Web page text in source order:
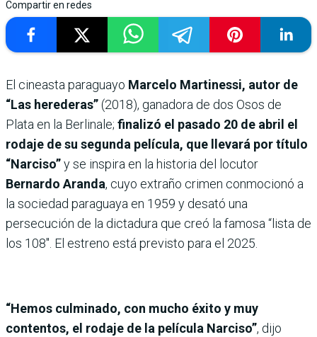
Compartir en redes
El cineasta paraguayo Marcelo Martinessi, autor de
“Las herederas”(2018), ganadora de dos Osos de
Plata en la Berlinale; finalizó el pasado 20 de abril el
rodaje de su segunda película, que llevará por título
“Narciso”y se inspira en la historia del locutor
Bernardo Aranda, cuyo extraño crimen conmocionó a
la sociedad paraguaya en 1959 y desató una
persecución de la dictadura que creó la famosa “lista de
los 108″. El estreno está previsto para el 2025.
“Hemos culminado, con mucho éxito y muy
contentos, el rodaje de la película Narciso”, dijo